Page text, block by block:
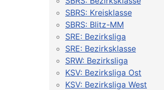
SBRS: Kreisklasse
SBRS: Blitz-MM
SRE: Bezirksliga
SRE: Bezirksklasse
SRW: Bezirksliga
KSV: Bezirksliga Ost
KSV: Bezirksliga West